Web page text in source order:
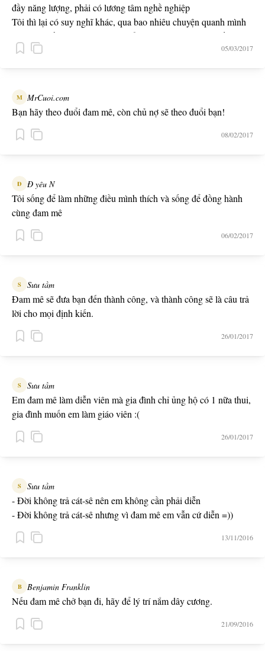
đầy năng lượng, phải có lương tâm nghề nghiệp
Tôi thì lại có suy nghĩ khác, qua bao nhiêu chuyện quanh mình
tôi nhận thấy lương tâm không bằng lương tháng, và muốn có
năng lượng phải có lương nặng.
05/03/2017
M MrCuoi.com
Bạn hãy theo đuổi đam mê, còn chủ nợ sẽ theo đuổi bạn!
08/02/2017
Đ Đ yêu N
Tôi sống để làm những điều mình thích và sống để đồng hành
cùng đam mê
06/02/2017
S Sưu tầm
Đam mê sẽ đưa bạn đến thành công, và thành công sẽ là câu trả
lời cho mọi định kiến.
26/01/2017
S Sưu tầm
Em đam mê làm diễn viên mà gia đình chỉ ủng hộ có 1 nữa thui,
gia đình muốn em làm giáo viên :(
26/01/2017
S Sưu tầm
- Đời không trả cát-sê nên em không cần phải diễn
- Đời không trả cát-sê nhưng vì đam mê em vẫn cứ diễn =))
13/11/2016
B Benjamin Franklin
Nếu đam mê chở bạn đi, hãy để lý trí nắm dây cương.
21/09/2016